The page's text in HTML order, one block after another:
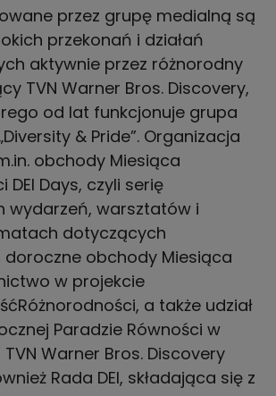
przez grupę medialną są
przekonań i działań
aktywnie przez różnorodny
TVN Warner Bros. Discovery,
od lat funkcjonuje grupa
& Pride”. Organizacja
obchody Miesiąca
DEI Days, czyli serię
wydarzeń, warsztatów i
dotyczących
doroczne obchody Miesiąca
w projekcie
a także udział
Paradzie Równości w
Warner Bros. Discovery
Rada DEI, składająca się z